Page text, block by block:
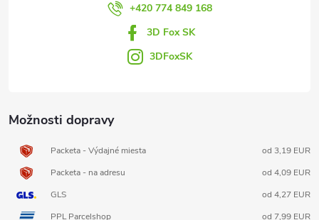
Možnosti dopravy
Packeta - Výdajné miesta
od 3,19 EUR
Packeta - na adresu
od 4,09 EUR
GLS
od 4,27 EUR
PPL Parcelshop
od 7,99 EUR
+420 774 849 168
3D Fox SK
3DFoxSK